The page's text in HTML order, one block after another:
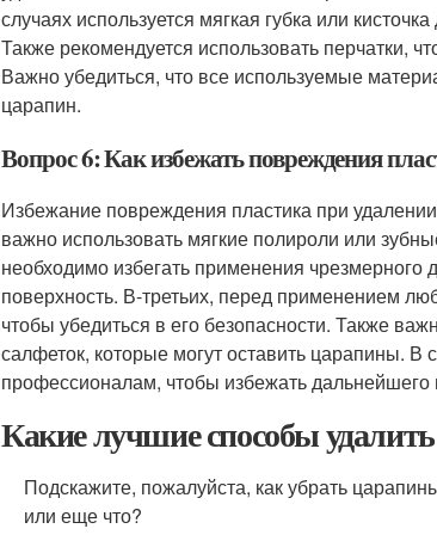
случаях используется мягкая губка или
Также рекомендуется использовать перчатки,
Важно убедиться, что все используемые
царапин.
Вопрос 6: Как избежать повреждения
Избежание повреждения пластика при
важно использовать мягкие полироли или
необходимо избегать применения чрезмерного
поверхность. В-третьих, перед применением
чтобы убедиться в его безопасности. Также
салфеток, которые могут оставить царапины. В
профессионалам, чтобы избежать
Какие лучшие способы
Подскажите, пожалуйста, как убрать
или еще что?